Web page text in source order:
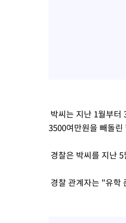
박씨는 지난 1월부터
3500여만원을 빼돌
경찰은 박씨를 지난
경찰 관계자는 "유학